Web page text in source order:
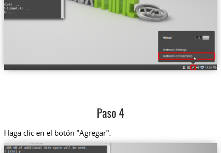
Paso 4
Haga clic en el botón "Agregar".